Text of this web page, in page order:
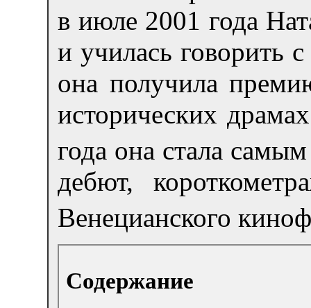
в июле 2001 года
и училась говорить
она получила
исторических
года она стала
дебют,
Венецианского
Содержание